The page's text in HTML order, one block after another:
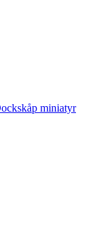
miniatyr